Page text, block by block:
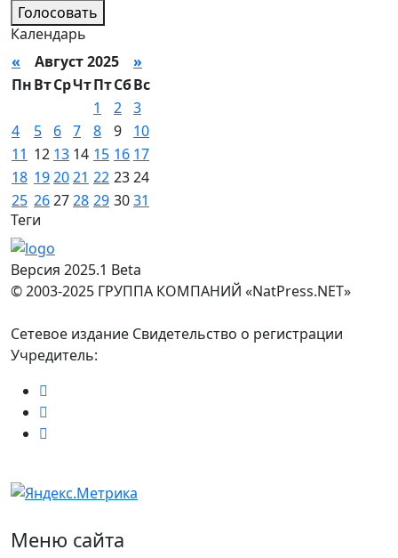
Голосовать
Календарь
« Август 2025 »
ПнВтСрЧтПтСбВс
1
2 3
4
5 6 7 8 9
10
11 12 13 14 15 16 17
18 192021 22 2324
25 262728 29 3031
Теги
Версия 2025.1 Beta
© 2003-2025 ГРУППА КОМПАНИЙ «NatPress.NET»
Сетевое издание Свидетельство о регистрации
Учредитель:
Меню сайта